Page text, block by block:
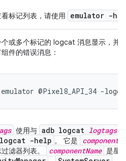
标记列表，请使用 emulator -
个或多个标记的 logcat 消息显示，并
件的错误消息：
emulator @Pixel8_API_34 -
使用与 adb logcat logtags
-help 。 它是
滤器列表。 componentName 是星